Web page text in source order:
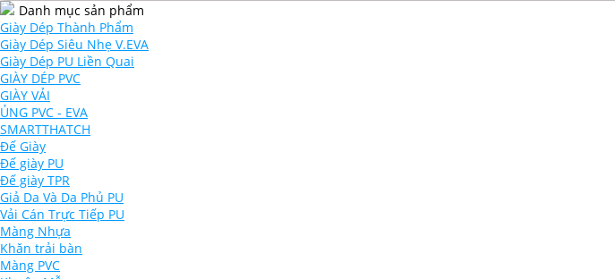
Danh mục sản phẩm
Giày Dép Thành Phẩm
Giày Dép Siêu Nhẹ V.EVA
Giày Dép PU Liền Quai
GIÀY DÉP PVC
GIÀY VẢI
ỦNG PVC - EVA
SMARTTHATCH
Đế Giày
Đế giày PU
Đế giày TPR
Giả Da Và Da Phủ PU
Vải Cán Trực Tiếp PU
Màng Nhựa
Khăn trải bàn
Màng PVC